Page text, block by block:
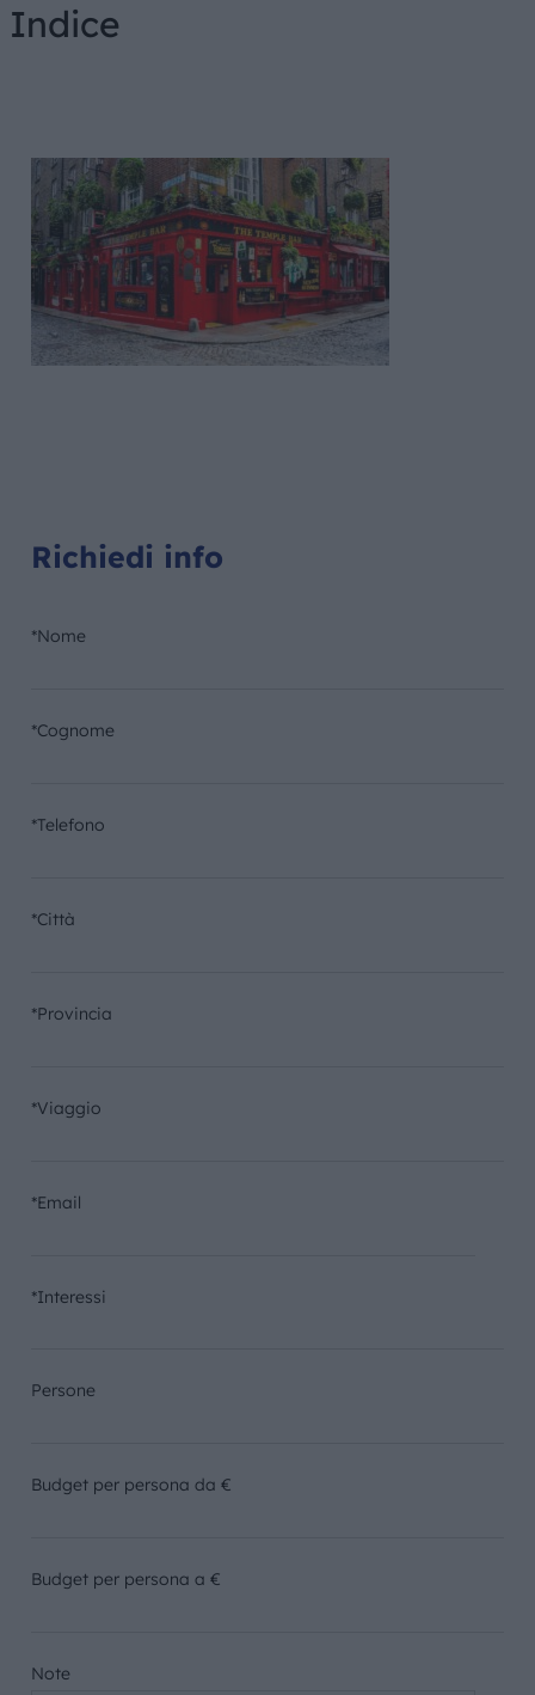
Indice
Richiedi info
*Nome
*Cognome
*Telefono
*Città
*Provincia
*Viaggio
*Email
*Interessi
Persone
Budget per persona da €
Budget per persona a €
Note